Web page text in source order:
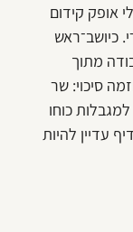
אופק קידום
כיושב־ראש
מתוך
סיכוי: שר
כוחו
עדיין להיות